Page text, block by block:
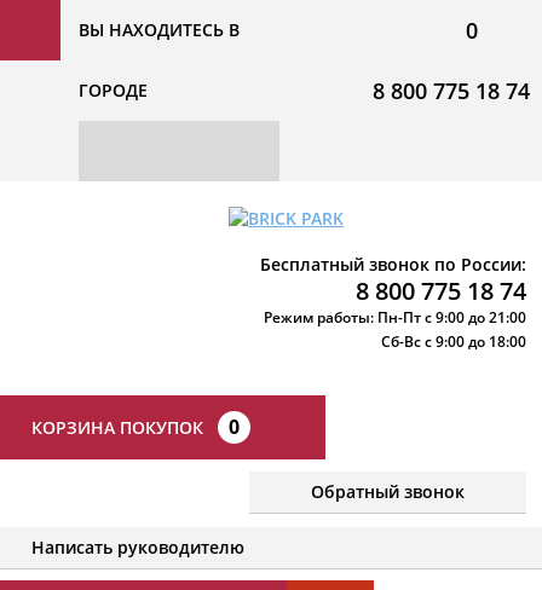
ВЫ НАХОДИТЕСЬ В
ГОРОДЕ
0
8 800 775 18 74
Бесплатный звонок по России:
8 800 775 18 74
Режим работы: Пн-Пт с 9:00 до 21:00
Сб-Вс с 9:00 до 18:00
КОРЗИНА ПОКУПОК 0
Обратный звонок
Написать руководителю